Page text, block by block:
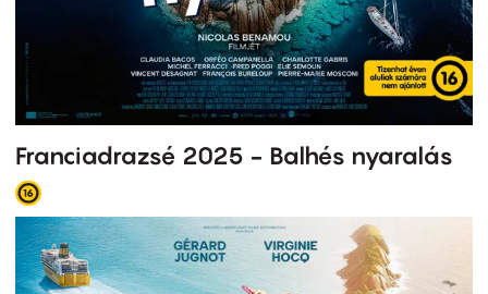
Franciadrazsé 2025 - Balhés nyaralás